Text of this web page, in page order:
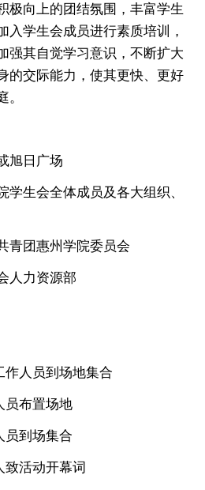
极向上的团结氛围，丰富学生
入学生会成员进行素质培训，
强其自觉学习意识，不断扩大
的交际能力，使其更快、更好
。
日广场
生会全体成员及各大组织、
团惠州学院委员会
力资源部
人员到场地集合
布置场地
到场集合
活动开幕词